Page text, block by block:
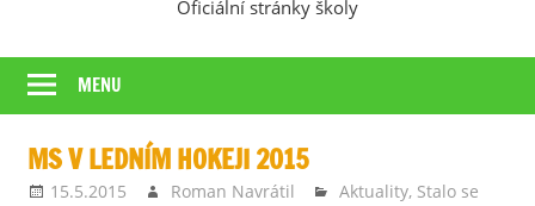
Oficiální stránky školy
MENU
MS V LEDNÍM HOKEJI 2015
15.5.2015 Roman Navrátil Aktuality, Stalo se